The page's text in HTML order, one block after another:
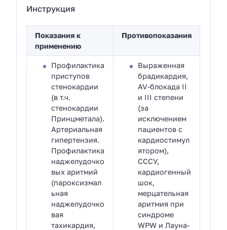
Инструкция
Показания к
применению
Противопоказания
Профилактика
приступов
стенокардии
(в т.ч.
стенокардии
Принцметала).
Артериальная
гипертензия.
Профилактика
наджелудочко
вых аритмий
(пароксизмал
ьная
наджелудочко
вая
тахикардия,
Выраженная
брадикардия,
AV-блокада II
и III степени
(за
исключением
пациентов с
кардиостимул
ятором),
СССУ,
кардиогенный
шок,
мерцательная
аритмия при
синдроме
WPW и Лауна-